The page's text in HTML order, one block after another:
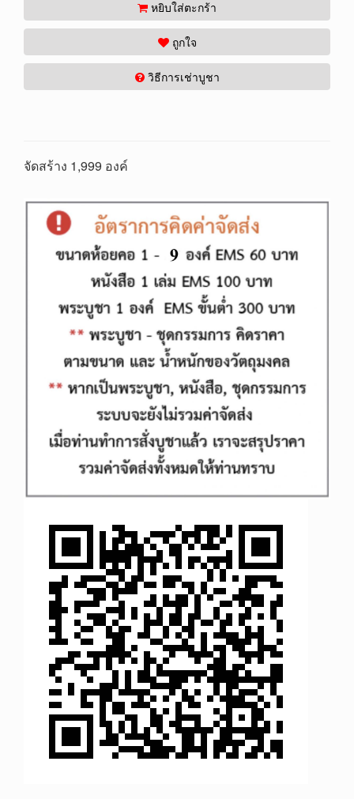
หยิบใส่ตะกร้า
ถูกใจ
วิธีการเช่าบูชา
จัดสร้าง 1,999 องค์